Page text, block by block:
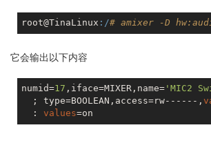
root@TinaLinux :/# amixer -D
它会输出以下内容
numid=17 ,iface=MIXER,name= 'MIC2
  ; type=BOOLEAN,access=rw------,
  :
values